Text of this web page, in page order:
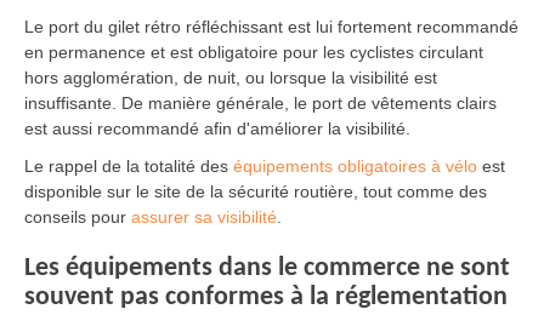
Le port du gilet rétro réfléchissant est lui fortement recommandé
en permanence et est obligatoire pour les cyclistes circulant
hors agglomération, de nuit, ou lorsque la visibilité est
insuffisante. De manière générale, le port de vêtements clairs
est aussi recommandé afin d'améliorer la visibilité.
Le rappel de la totalité des équipements obligatoires à vélo est
disponible sur le site de la sécurité routière, tout comme des
conseils pour assurer sa visibilité
Les équipements dans le commerce ne sont
souvent pas conformes à la réglementation